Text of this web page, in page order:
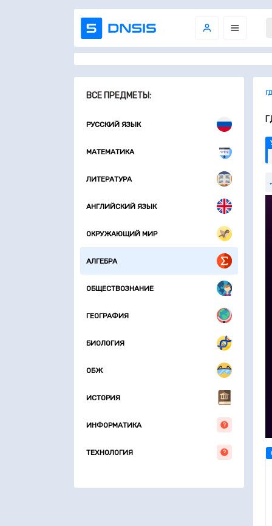
ВСЕ ПРЕДМЕТЫ:
РУССКИЙ ЯЗЫК
МАТЕМАТИКА
ЛИТЕРАТУРА
АНГЛИЙСКИЙ ЯЗЫК
ОКРУЖАЮЩИЙ МИР
АЛГЕБРА
ОБЩЕСТВОЗНАНИЕ
ГЕОГРАФИЯ
БИОЛОГИЯ
ОБЖ
ИСТОРИЯ
ИНФОРМАТИКА
ТЕХНОЛОГИЯ